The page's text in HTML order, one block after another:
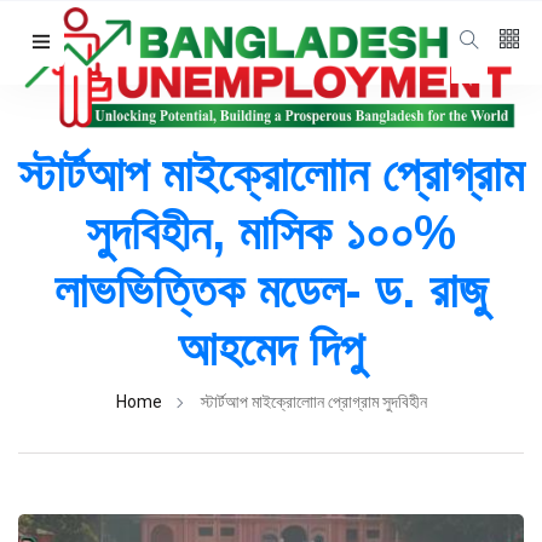
Follow us
Categories
Unemployment (5)
L
UNEMPLOYMENT
পরিসংখ্যান, নাকি
জাতীয় সংকট-ড. রাজু
স্টার্টআপ মাইক্রোলোান প্রোগ্রাম
সুদবিহীন, মাসিক ১০০%
লাভভিত্তিক মডেল- ড. রাজু
আহমেদ দিপু
Home স্টার্টআপ মাইক্রোলোান প্রোগ্রাম সুদবিহীন